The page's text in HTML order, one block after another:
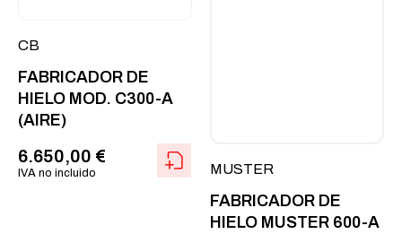
CB
FABRICADOR DE
HIELO MOD. C300-A
(AIRE)
6.650,00 €
IVA no incluido MUSTER
FABRICADOR DE
HIELO MUSTER 600-A